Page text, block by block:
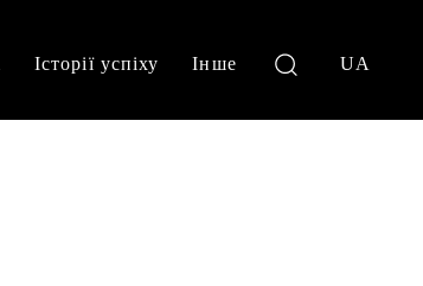
Історії успіху Інше UA